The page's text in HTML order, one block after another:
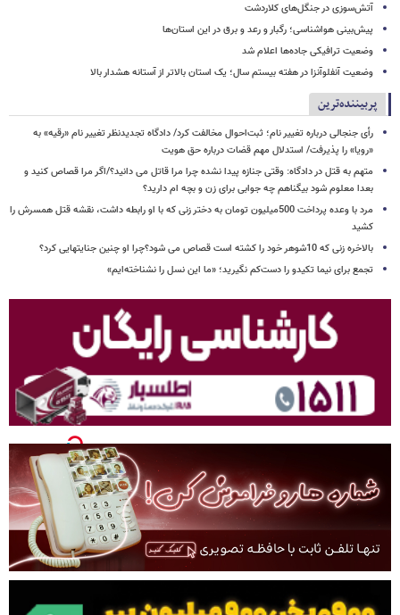
آتش‌سوزی در جنگل‌های کلاردشت
پیش‌بینی هواشناسی؛ رگبار و رعد و برق در این استان‌ها
وضعیت ترافیکی جاده‌ها اعلام شد
وضعیت آنفلوآنزا در هفته بیستم سال؛ یک استان بالاتر از آستانه هشدار بالا
پربیننده‌ترین
رأی جنجالی درباره تغییر نام؛ ثبت‌احوال مخالفت کرد/ دادگاه تجدیدنظر تغییر نام «رقیه» به
«رویا» را پذیرفت/ استدلال مهم قضات درباره حق هویت
متهم به قتل در دادگاه: وقتی جنازه پیدا نشده چرا مرا قاتل می دانید؟/اگر مرا قصاص کنید و
بعدا معلوم شود بیگناهم چه جوابی برای زن و بچه ام دارید؟
مرد با وعده پرداخت 500میلیون تومان به دختر زنی که با او رابطه داشت، نقشه قتل همسرش را
کشید
بالاخره زنی که 10شوهر خود را کشته است قصاص می شود؟چرا او چنین جنایتهایی کرد؟
تجمع برای نیما تکیدو را دست‌کم نگیرید؛ «ما این نسل را نشناخته‌ایم»